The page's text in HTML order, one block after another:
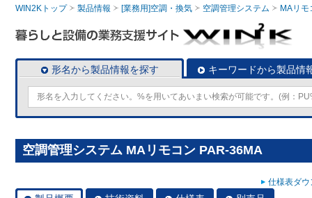
WIN2Kトップ 製品情報 [業務用]空調・換気 空調管理システム MAリモ
形名から製品情報を探す キーワードから製品情
空調管理システム MAリモコン PAR-36MA
仕様表ダ